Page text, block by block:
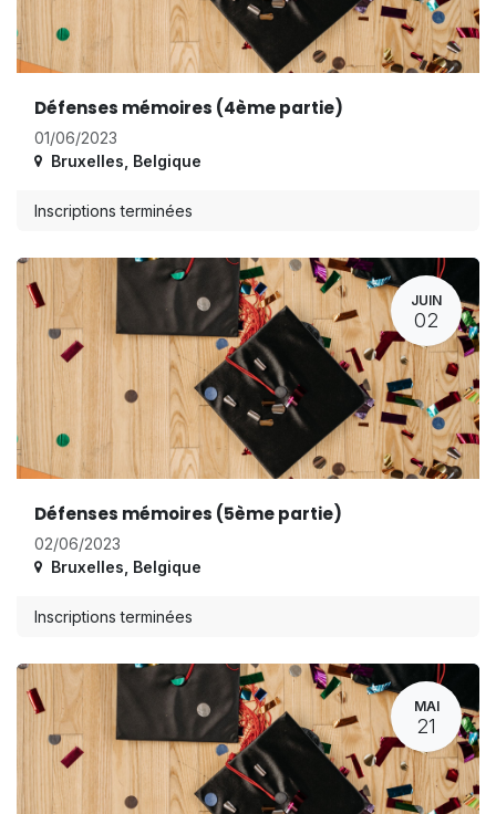
Défenses mémoires (4ème partie)
01/06/2023
Bruxelles Belgique
Inscriptions terminées
JUIN
02
Défenses mémoires (5ème partie)
02/06/2023
Bruxelles Belgique
Inscriptions terminées
MAI
21